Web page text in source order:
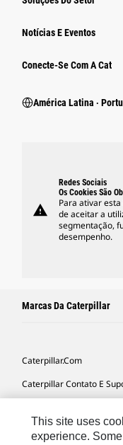
Notícias E Eventos
Conecte-Se Com A Cat
América Latina ‧
warning
Redes Sociais
Os Cookies São
Para ativar
de aceitar a
segmentação,
desempenho.
Marcas Da Caterpillar
Caterpillar.com
Caterpillar Contato E
Mapa Do Local
This site uses
experience.